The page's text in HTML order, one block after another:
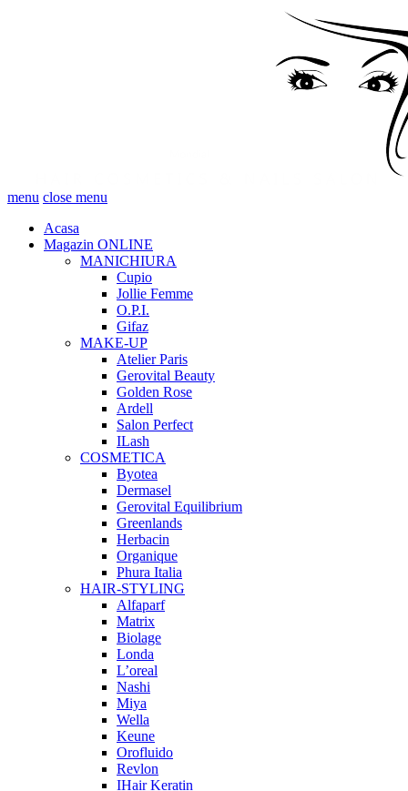
menu close menu
Acasa
Magazin ONLINE
MANICHIURA
Cupio
Jollie Femme
O.P.I.
Gifaz
MAKE-UP
Atelier Paris
Gerovital Beauty
Golden Rose
Ardell
Salon Perfect
ILash
COSMETICA
Byotea
Dermasel
Gerovital Equilibrium
Greenlands
Herbacin
Organique
Phura Italia
HAIR-STYLING
Alfaparf
Matrix
Biolage
Londa
L’oreal
Nashi
Miya
Wella
Keune
Orofluido
Revlon
IHair Keratin